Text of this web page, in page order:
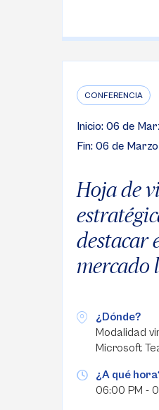
CONFERENCIA
Inicio: 06 de
Fin: 06 de
Hoja de
destacar
mercado
¿Dónde?
Modalidad
Microsoft
¿A qué
06:00 PM -